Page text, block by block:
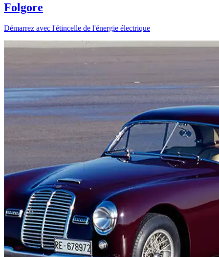
Folgore
Démarrez avec l'étincelle de l'énergie électrique